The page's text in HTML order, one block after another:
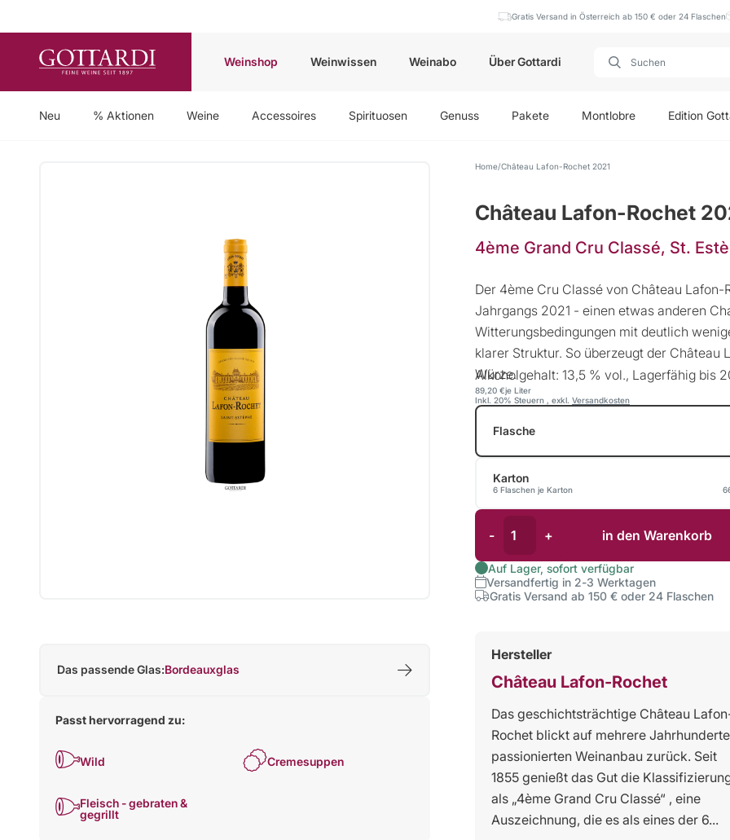
Gratis Versand in Österreich ab 150 € oder 24 Flaschen
Weinshop Weinwissen Weinabo Über Gottardi
Neu % Aktionen Weine Accessoires Spirituosen Genuss Pakete Montlobre Edition
Home Château Lafon-Rochet 2021
Château Lafon-Rochet
4ème Grand Cru Classé, St.
Der 4ème Cru Classé von Château
Jahrgangs 2021 - einen etwas anderen
Witterungsbedingungen mit deutlich
klarer Struktur. So überzeugt der
Würze.
Alkoholgehalt: 13,5 % vol., Lagerfähig bis
je Liter
89,20 €
Inkl. 20% Steuern , exkl. Versandkosten
Flasche
Karton
6 Flaschen je Karton
- + in den Warenkorb
Auf Lager, sofort verfügbar
Versandfertig in 2-3 Werktagen
Gratis Versand ab 150 € oder 24 Flaschen
Hersteller
Château Lafon-Rochet
Das geschichtsträchtige Château
Rochet blickt auf mehrere Jahrhunderte
passionierten Weinanbau zurück. Seit
1855 genießt das Gut die
als „4ème Grand Cru Classé“ , eine
Auszeichnung, die es als eines der 6...
Das passende Glas:Bordeauxglas
Passt hervorragend zu:
Wild Cremesuppen
Fleisch - gebraten &
gegrillt